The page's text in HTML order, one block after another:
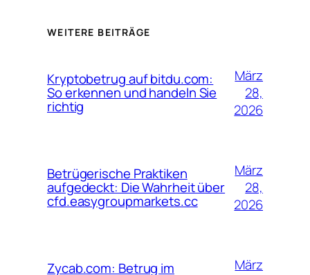
WEITERE BEITRÄGE
Kryptobetrug auf bitdu.com:
So erkennen und handeln Sie
richtig
März
28,
2026
Betrügerische Praktiken
aufgedeckt: Die Wahrheit über
cfd.easygroupmarkets.cc
März
28,
2026
Zycab.com: Betrug im
März